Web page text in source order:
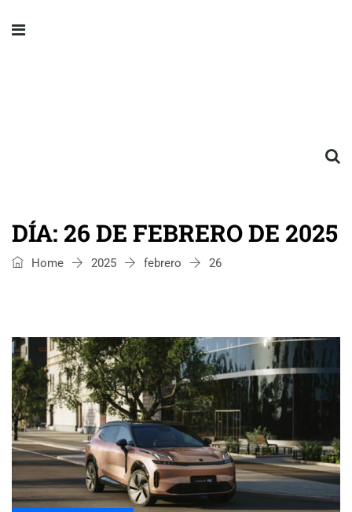
DÍA: 26 DE FEBRERO DE 2025
Home 2025 febrero 26